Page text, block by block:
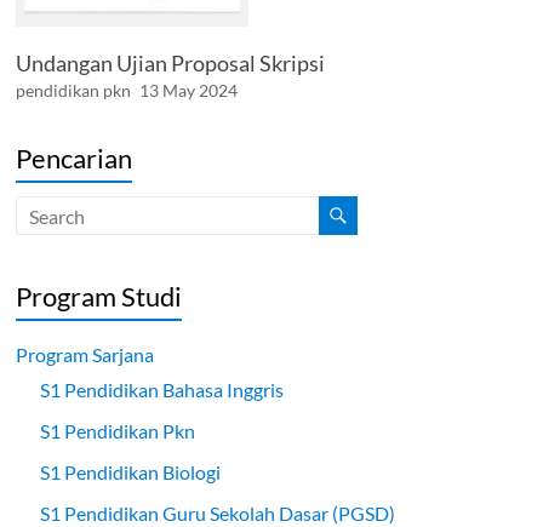
Undangan Ujian Proposal Skripsi
pendidikan pkn 13 May 2024
Pencarian
Program Studi
Program Sarjana
S1 Pendidikan Bahasa Inggris
S1 Pendidikan Pkn
S1 Pendidikan Biologi
S1 Pendidikan Guru Sekolah Dasar (PGSD)